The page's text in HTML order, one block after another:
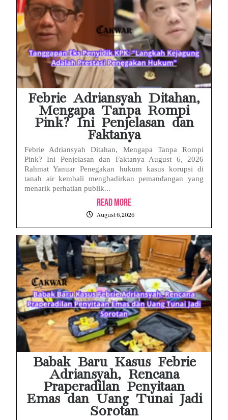
Febrie Adriansyah Ditahan,
Mengapa Tanpa Rompi
Pink? Ini Penjelasan dan
Faktanya
Febrie Adriansyah Ditahan, Mengapa Tanpa Rompi
Pink? Ini Penjelasan dan Faktanya August 6, 2026
Rahmat Yanuar Penegakan hukum kasus korupsi di
tanah air kembali menghadirkan pemandangan yang
menarik perhatian publik...
Read More
August 6, 2026
Babak Baru Kasus Febrie
Adriansyah, Rencana
Praperadilan Penyitaan
Emas dan Uang Tunai Jadi
Sorotan